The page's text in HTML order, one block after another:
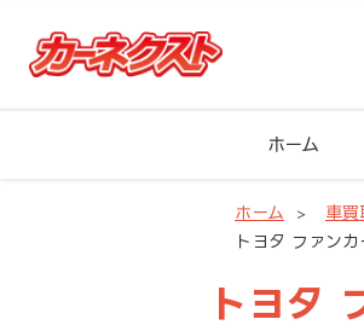
ホーム
ホーム 車買
トヨタ ファン
トヨタ